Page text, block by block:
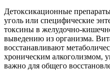
Детоксикационные
уголь или специфические
токсины в желудочно-
выведению из организма.
восстанавливают
хроническим алкоголизмом,
важно для общего